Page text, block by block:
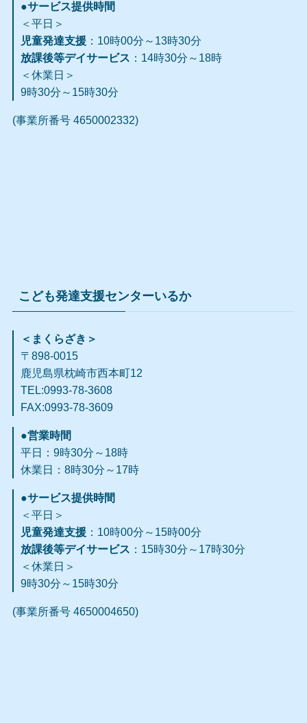
●サービス提供時間
＜平日＞
児童発達支援：10時00分～13時30分
放課後等デイサービス ：14時30分～18時
＜休業日＞
9時30分～15時30分
(事業所番号 4650002332)
こども発達支援センターいるか
＜まくらざき＞
〒898-0015
鹿児島県枕崎市西本町12
TEL:0993-78-3608
FAX:0993-78-3609​
●営業時間
平日：9時30分～18時
休業日：8時30分～17時
●サービス提供時間
＜平日＞
児童発達支援：10時00分～15時00分
放課後等デイサービス ：15時30分～17時30分
＜休業日＞
9時30分～15時30分
(事業所番号 4650004650)